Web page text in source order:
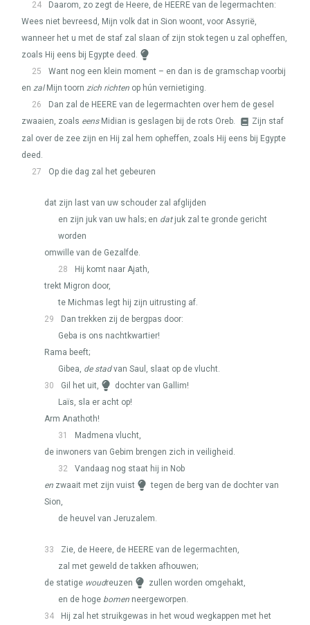
24 Daarom, zo zegt de Heere, de HEERE van de legermachten:
Wees niet bevreesd, Mijn volk dat in Sion woont, voor Assyrië,
wanneer het u met de staf zal slaan of zijn stok tegen u zal opheffen,
zoals Hij eens bij Egypte deed.
25
Want nog een klein moment – en dan is de gramschap voorbij
en zalMijn toorn zich richten op hún vernietiging.
26
Dan zal de HEERE van de legermachten over hem de gesel
zwaaien, zoals eens Midian is geslagen bij de rots Oreb.
Zijn staf
zal over de zee zijn en Hij zal hem opheffen, zoals Hij eens bij Egypte
deed.
27
Op die dag zal het gebeuren
dat zijn last van uw schouder zal afglijden
en zijn juk van uw hals; en datjuk zal te gronde gericht
worden
omwille van de Gezalfde.
28
Hij komt naar Ajath,
trekt Migron door,
te Michmas legt hij zijn uitrusting af.
29
Dan trekken zij de bergpas door:
Geba is ons nachtkwartier!
Rama beeft;
Gibea, de stadvan Saul, slaat op de vlucht.
30
Gil het uit,
dochter van Gallim!
Laïs, sla er acht op!
Arm Anathoth!
31
Madmena vlucht,
de inwoners van Gebim brengen zich in veiligheid.
32
Vandaag nog staat hij in Nob
en zwaait met zijn vuist
tegen de berg van de dochter van
Sion,
de heuvel van Jeruzalem.
33 Zie, de Heere, de HEERE van de legermachten,
zal met geweld de takken afhouwen;
de statige woudreuzen
zullen worden omgehakt,
en de hoge bomen neergeworpen.
34
Hij zal het struikgewas in het woud wegkappen met het